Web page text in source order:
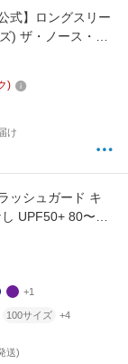
式】ロングスリー
) ザ・ノース・フ
ッシュガード ブ
)
け
ッシュガード キ
UPF50+ 80〜
子供 ベビー 男
線対策 日焼け対
+1
100サイズ +4
送)